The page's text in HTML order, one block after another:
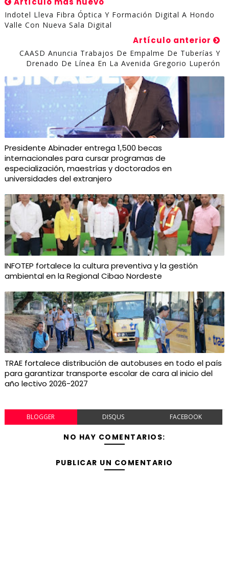
Indotel Lleva Fibra Óptica Y Formación Digital A Hondo
Valle Con Nueva Sala Digital
Artículo anterior
CAASD Anuncia Trabajos De Empalme De Tuberías Y
Drenado De Línea En La Avenida Gregorio Luperón
Presidente Abinader entrega 1,500 becas
internacionales para cursar programas de
especialización, maestrías y doctorados en
universidades del extranjero
INFOTEP fortalece la cultura preventiva y la gestión
ambiental en la Regional Cibao Nordeste
TRAE fortalece distribución de autobuses en todo el país
para garantizar transporte escolar de cara al inicio del
año lectivo 2026-2027
BLOGGER DISQUS FACEBOOK
NO HAY COMENTARIOS:
PUBLICAR UN COMENTARIO